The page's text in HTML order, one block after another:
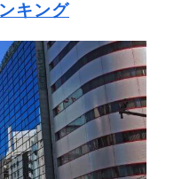
キング